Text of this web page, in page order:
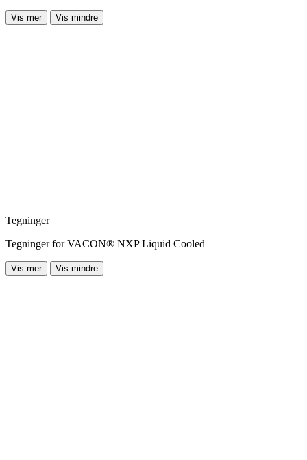
Vis mer Vis mindre
Tegninger
Tegninger for VACON® NXP Liquid Cooled
Vis mer Vis mindre